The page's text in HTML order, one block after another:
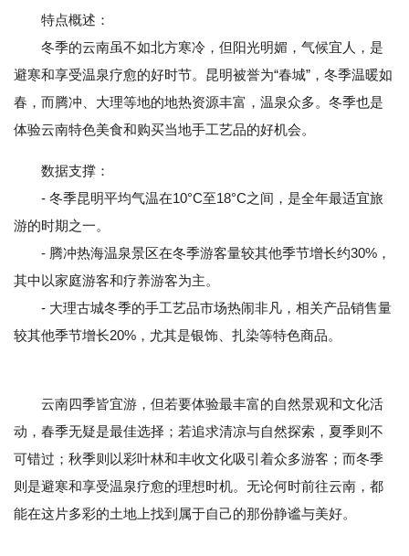
特点概述：
冬季的云南虽不如北方寒冷，但阳光明媚，气候宜人，是
避寒和享受温泉疗愈的好时节。昆明被誉为“春城”，冬季温暖如
春，而腾冲、大理等地的地热资源丰富，温泉众多。冬季也是
体验云南特色美食和购买当地手工艺品的好机会。
数据支撑：
- 冬季昆明平均气温在10°C至18°C之间，是全年最适宜旅
游的时期之一。
- 腾冲热海温泉景区在冬季游客量较其他季节增长约30%，
其中以家庭游客和疗养游客为主。
- 大理古城冬季的手工艺品市场热闹非凡，相关产品销售量
较其他季节增长20%，尤其是银饰、扎染等特色商品。
云南四季皆宜游，但若要体验最丰富的自然景观和文化活
动，春季无疑是最佳选择；若追求清凉与自然探索，夏季则不
可错过；秋季则以彩叶林和丰收文化吸引着众多游客；而冬季
则是避寒和享受温泉疗愈的理想时机。无论何时前往云南，都
能在这片多彩的土地上找到属于自己的那份静谧与美好。